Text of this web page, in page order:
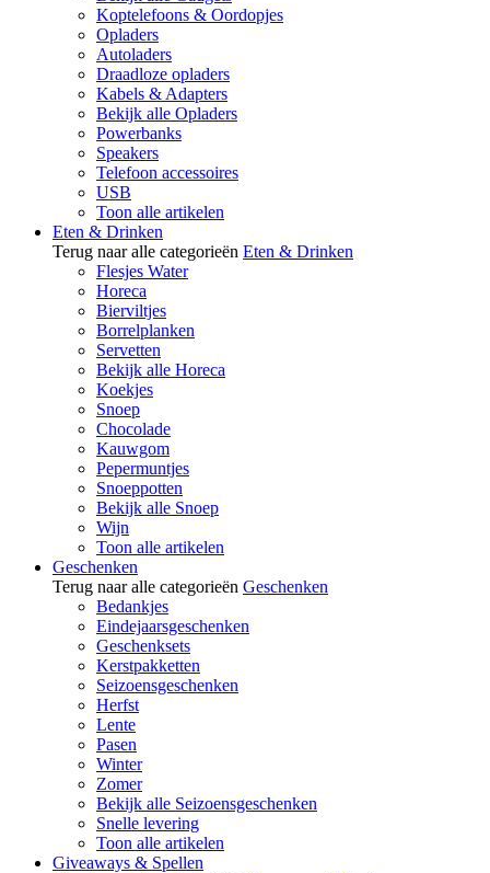
Koptelefoons & Oordopjes
Opladers
Autoladers
Draadloze opladers
Kabels & Adapters
Bekijk alle Opladers
Powerbanks
Speakers
Telefoon accessoires
USB
Toon alle artikelen
Eten & Drinken
Terug naar alle categorieën Eten & Drinken
Flesjes Water
Horeca
Bierviltjes
Borrelplanken
Servetten
Bekijk alle Horeca
Koekjes
Snoep
Chocolade
Kauwgom
Pepermuntjes
Snoeppotten
Bekijk alle Snoep
Wijn
Toon alle artikelen
Geschenken
Terug naar alle categorieën Geschenken
Bedankjes
Eindejaarsgeschenken
Geschenksets
Kerstpakketten
Seizoensgeschenken
Herfst
Lente
Pasen
Winter
Zomer
Bekijk alle Seizoensgeschenken
Snelle levering
Toon alle artikelen
Giveaways & Spellen